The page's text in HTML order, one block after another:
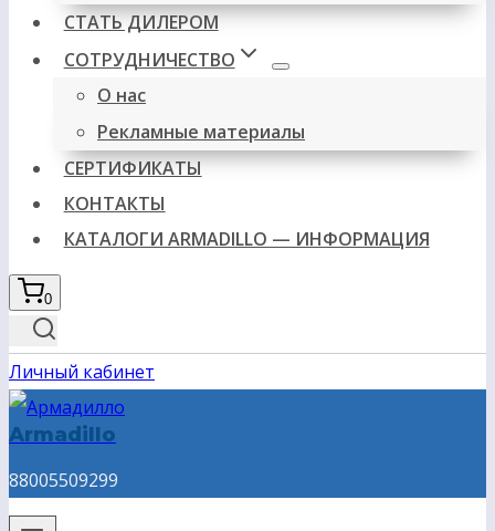
СТАТЬ ДИЛЕРОМ
СОТРУДНИЧЕСТВО
О нас
Рекламные материалы
СЕРТИФИКАТЫ
КОНТАКТЫ
КАТАЛОГИ ARMADILLO — ИНФОРМАЦИЯ
0
Личный кабинет
Armadillo
88005509299